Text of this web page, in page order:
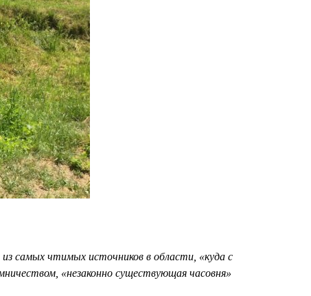
самых чтимых источников в области, «куда с
«незаконно существующая часовня»